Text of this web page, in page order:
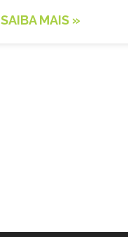
SAIBA MAIS »